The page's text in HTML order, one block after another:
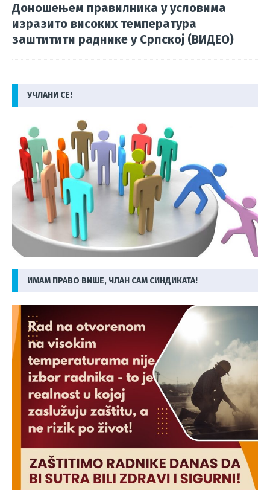
Доношењем правилника у условима
изразито високих температура
заштитити раднике у Српској (ВИДЕО)
УЧЛАНИ СЕ!
ИМАМ ПРАВО ВИШЕ, ЧЛАН САМ СИНДИКАТА!